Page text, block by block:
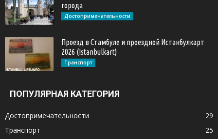
города
Достопримечательности
Проезд в Стамбуле и проездной Истанбулкарт
2026 (Istanbulkart)
Транспорт
ПОПУЛЯРНАЯ КАТЕГОРИЯ
Достопримечательности
29
Транспорт
25